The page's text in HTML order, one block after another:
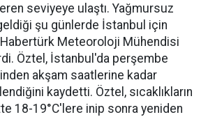
seviyeye ulaştı. Yağmursuz
şu günlerde İstanbul için
Meteoroloji Mühendisi
Öztel, İstanbul'da perşembe
akşam saatlerine kadar
kaydetti. Öztel, sıcaklıkların
18-19°C'lere inip sonra yeniden